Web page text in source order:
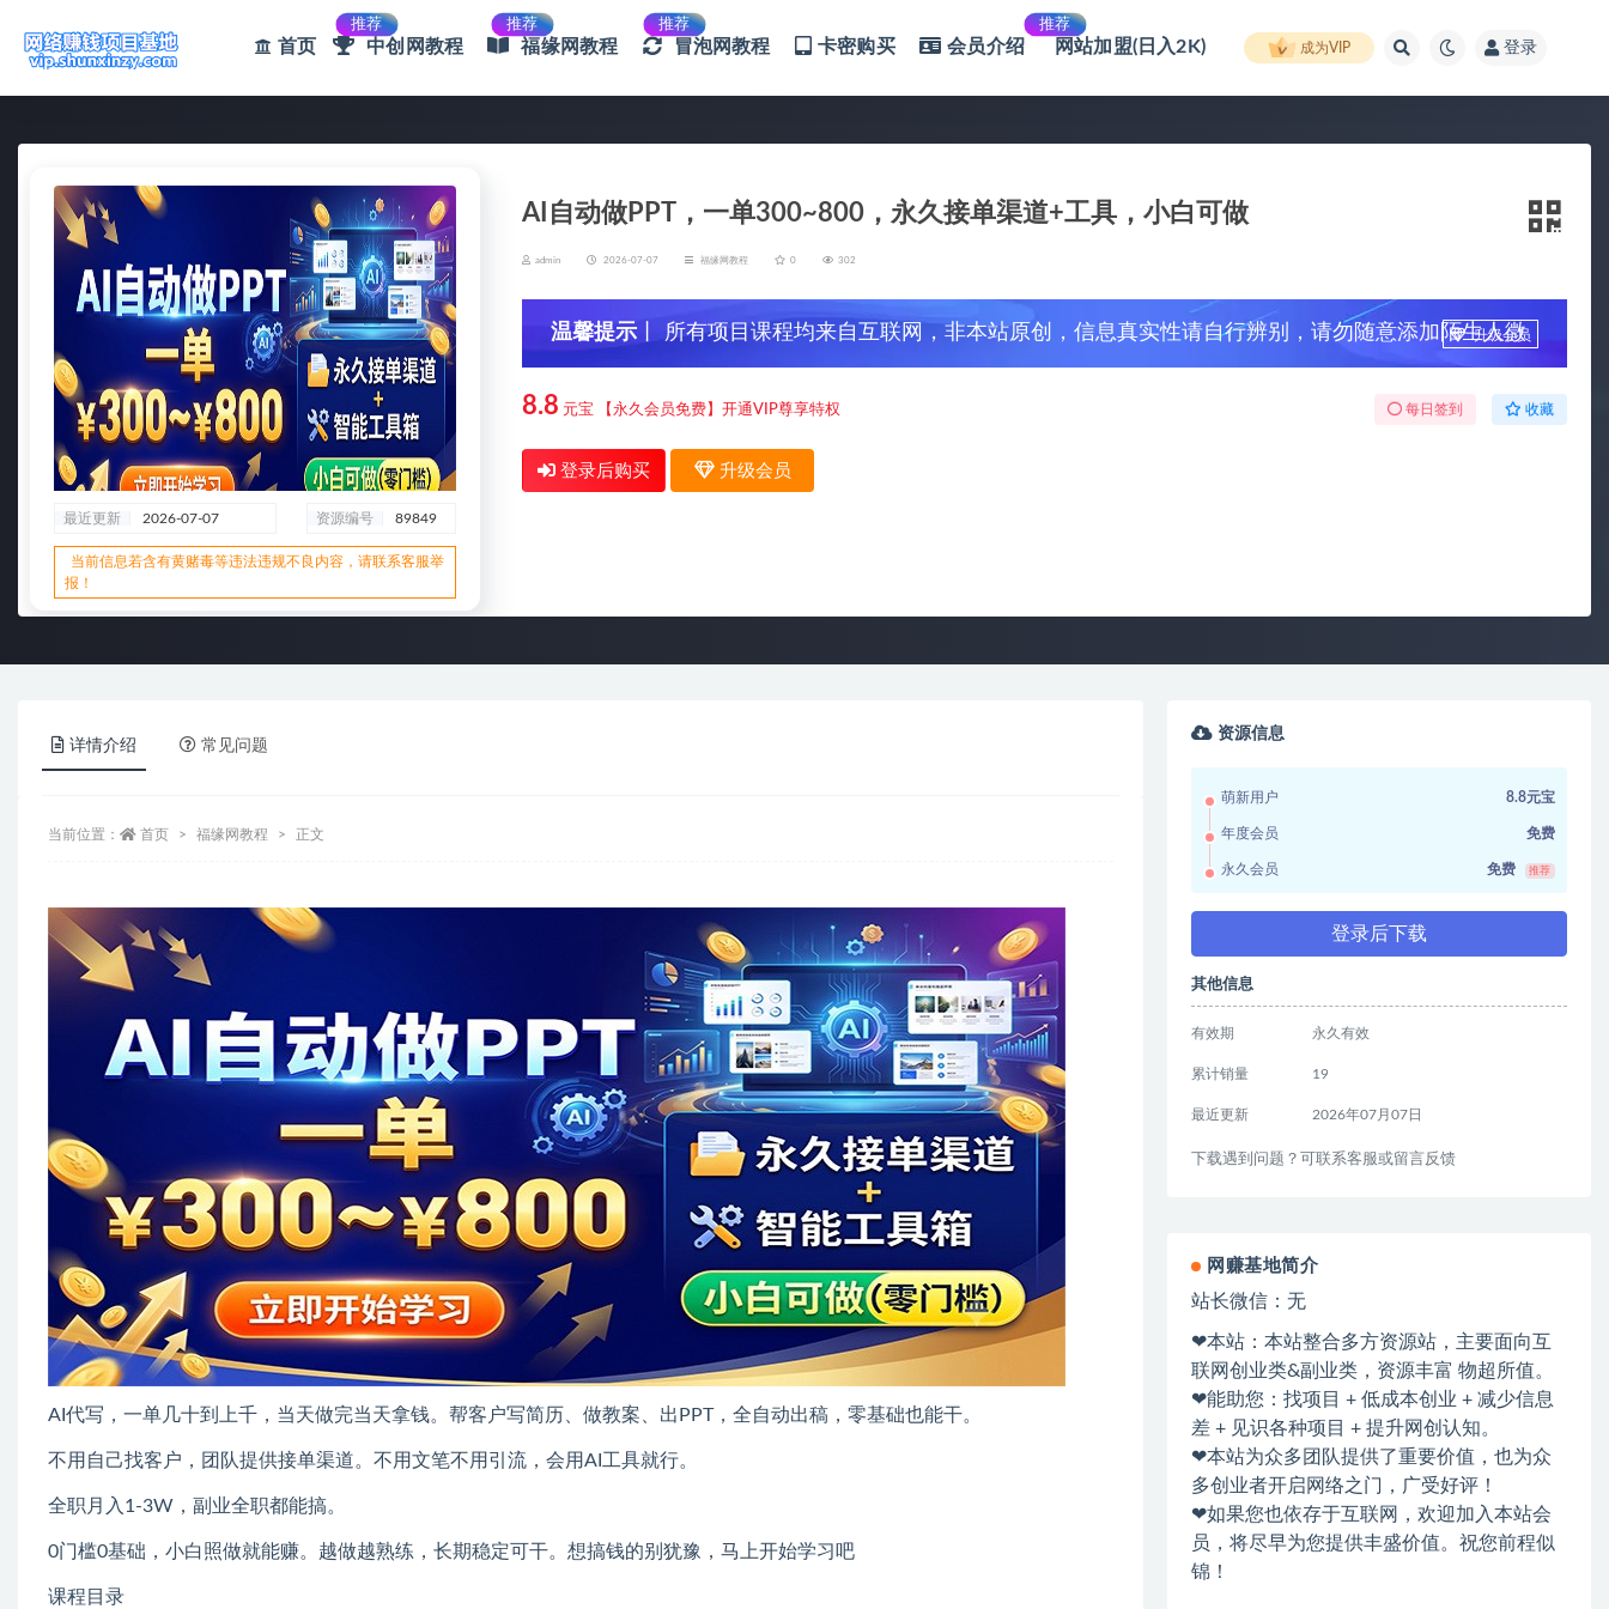
首页
推荐
中创网教程
推荐
福缘网教程
推荐
冒泡网教程 卡密购买 会员介绍
推荐
网站加盟(日入2K) 成为VIP 登录
最近更新 2026-07-07 资源编号 89849
当前信息若含有黄赌毒等违法违规不良内容，请联系客服举
报！
AI自动做PPT，一单300~800，永久接单渠道+工具，小白可做
admin 2026-07-07 福缘网教程 0 302
温馨提示 丨 所有项目课程均来自互联网，非本站原创，信息真实性请自行辨别，请勿随意添加陌生人微
信，谨防上当受骗！
升级会员
8.8 元宝 【永久会员免费】开通VIP尊享特权 每日签到 收藏
登录后购买 升级会员
详情介绍 常见问题
当前位置： 首页 福缘网教程 正文
AI代写，一单几十到上千，当天做完当天拿钱。帮客户写简历、做教案、出PPT，全自动出稿，零基础也能干。
不用自己找客户，团队提供接单渠道。不用文笔不用引流，会用AI工具就行。
全职月入1-3W，副业全职都能搞。
0门槛0基础，小白照做就能赚。越做越熟练，长期稳定可干。想搞钱的别犹豫，马上开始学习吧
课程目录
资源信息
萌新用户 8.8元宝
年度会员 免费
永久会员 免费 推荐
登录后下载
其他信息
有效期 永久有效
累计销量 19
最近更新 2026年07月07日
下载遇到问题？可联系客服或留言反馈
网赚基地简介
站长微信：无
❤本站：本站整合多方资源站，主要面向互
联网创业类&副业类，资源丰富 物超所值。
❤能助您：找项目 + 低成本创业 + 减少信息
差 + 见识各种项目 + 提升网创认知。
❤本站为众多团队提供了重要价值，也为众
多创业者开启网络之门，广受好评！
❤如果您也依存于互联网，欢迎加入本站会
员，将尽早为您提供丰盛价值。祝您前程似
锦！